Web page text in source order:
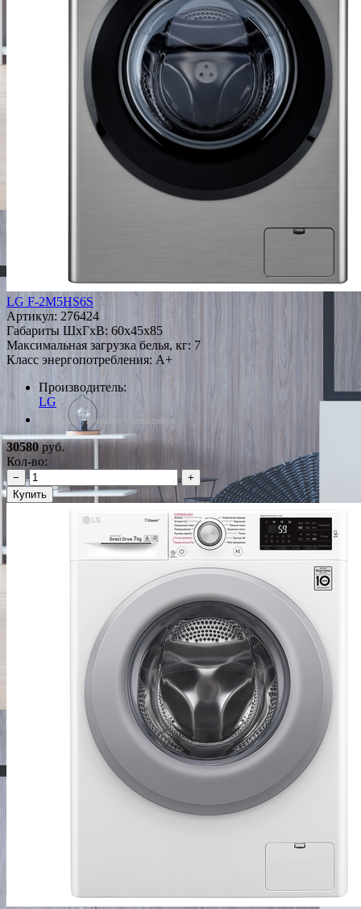
LG F-2M5HS6S
Артикул: 276424
Габариты ШxГxВ: 60x45x85
Максимальная загрузка белья, кг: 7
Класс энергопотребления: A+
Производитель:
LG
*Наличие уточняйте у менеджера
30580руб.
Кол-во:
−
+
Купить